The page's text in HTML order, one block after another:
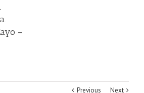
–
Previous Next